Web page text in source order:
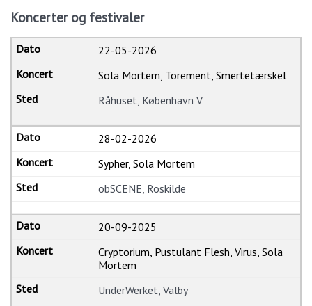
Koncerter og festivaler
22-05-2026
Sola Mortem, Torement, Smertetærskel
Råhuset, København V
28-02-2026
Sypher, Sola Mortem
obSCENE, Roskilde
20-09-2025
Cryptorium, Pustulant Flesh, Virus, Sola
Mortem
UnderWerket, Valby